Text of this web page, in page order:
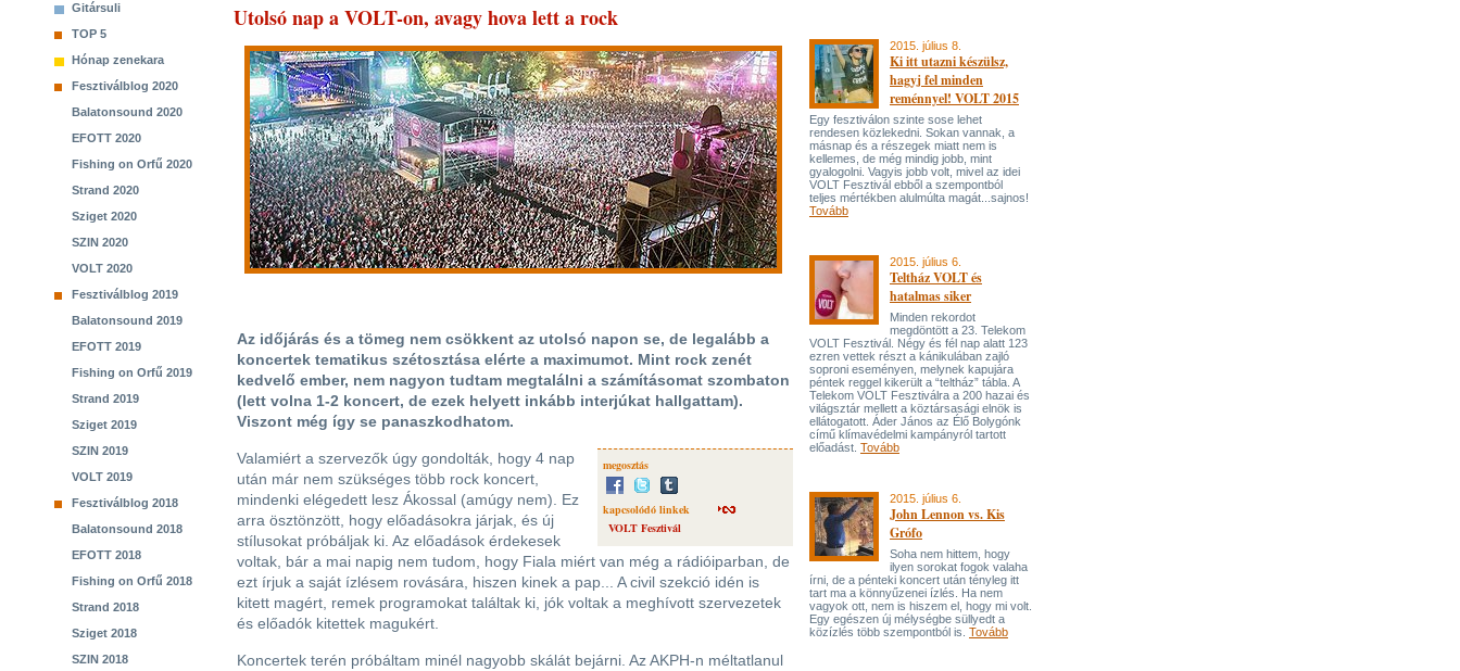
Gitársuli
TOP 5
Hónap zenekara
Fesztiválblog 2020
Balatonsound 2020
EFOTT 2020
Fishing on Orfű 2020
Strand 2020
Sziget 2020
SZIN 2020
VOLT 2020
Fesztiválblog 2019
Balatonsound 2019
EFOTT 2019
Fishing on Orfű 2019
Strand 2019
Sziget 2019
SZIN 2019
VOLT 2019
Fesztiválblog 2018
Balatonsound 2018
EFOTT 2018
Fishing on Orfű 2018
Strand 2018
Sziget 2018
SZIN 2018
Utolsó nap a VOLT-on, avagy hova lett a rock
Az időjárás és a tömeg nem csökkent az utolsó napon se, de legalább a
koncertek tematikus szétosztása elérte a maximumot. Mint rock zenét
kedvelő ember, nem nagyon tudtam megtalálni a számításomat szombaton
(lett volna 1-2 koncert, de ezek helyett inkább interjúkat hallgattam).
Viszont még így se panaszkodhatom.
megosztás
kapcsolódó linkek
VOLT Fesztivál
Valamiért a szervezők úgy gondolták, hogy 4 nap
után már nem szükséges több rock koncert,
mindenki elégedett lesz Ákossal (amúgy nem). Ez
arra ösztönzött, hogy előadásokra járjak, és új
stílusokat próbáljak ki. Az előadások érdekesek
voltak, bár a mai napig nem tudom, hogy Fiala miért van még a rádióiparban, de
ezt írjuk a saját ízlésem rovására, hiszen kinek a pap... A civil szekció idén is
kitett magért, remek programokat találtak ki, jók voltak a meghívott szervezetek
és előadók kitettek magukért.
Koncertek terén próbáltam minél nagyobb skálát bejárni. Az AKPH-n méltatlanul
2015. július 8.
Ki itt utazni készülsz,
hagyj fel minden
reménnyel! VOLT 2015
Egy fesztiválon szinte sose lehet
rendesen közlekedni. Sokan vannak, a
másnap és a részegek miatt nem is
kellemes, de még mindig jobb, mint
gyalogolni. Vagyis jobb volt, mivel az idei
VOLT Fesztivál ebből a szempontból
teljes mértékben alulmúlta magát...sajnos!
Tovább
2015. július 6.
Teltház VOLT és
hatalmas siker
Minden rekordot
megdöntött a 23. Telekom
VOLT Fesztivál. Négy és fél nap alatt 123
ezren vettek részt a kánikulában zajló
soproni eseményen, melynek kapujára
péntek reggel kikerült a “teltház” tábla. A
Telekom VOLT Fesztiválra a 200 hazai és
világsztár mellett a köztársasági elnök is
ellátogatott. Áder János az Élő Bolygónk
című klímavédelmi kampányról tartott
előadást. Tovább
2015. július 6.
John Lennon vs. Kis
Grófo
Soha nem hittem, hogy
ilyen sorokat fogok valaha
írni, de a pénteki koncert után tényleg itt
tart ma a könnyűzenei ízlés. Ha nem
vagyok ott, nem is hiszem el, hogy mi volt.
Egy egészen új mélységbe süllyedt a
közízlés több szempontból is. Tovább